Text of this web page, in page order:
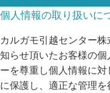
個人情報の取り扱いに
カルガモ引越センター
知らせ頂いたお客様の
ーを尊重し個人情報に
に保護し、適正な管理を